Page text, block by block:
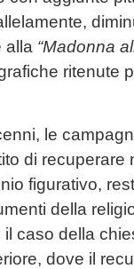
alla “Madonna
ritenute
le
di
figurativo,
della
il caso della
dove il